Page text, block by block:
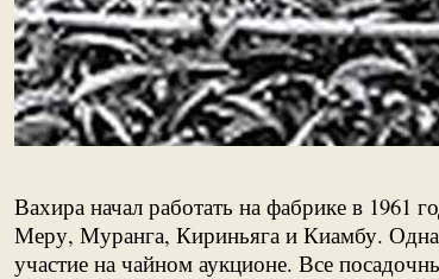
Вахира начал работать на фабрике в 1961
Меру, Муранга, Кириньяга и Киамбу.
участие на чайном аукционе. Все